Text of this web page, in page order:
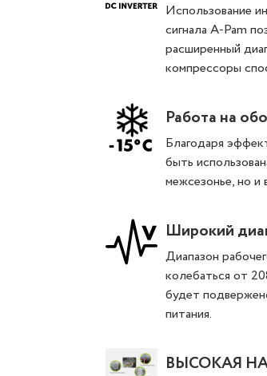
Использование
сигнала A-Pam
расширенный
компрессоры
Работа на
Благодаря
быть
межсезонье, но и
Широкий
Диапазон
колебаться от
будет
питания.
ВЫСОКАЯ